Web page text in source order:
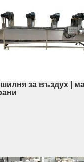
за въздух |